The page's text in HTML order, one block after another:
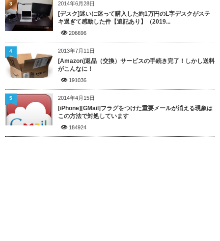
2014年6月28日
[デスク]迷いに迷って購入した約1万円のL字デスクがステ
キ過ぎて感動した件【追記あり】（2019...
206696
3
2013年7月11日
[Amazon]返品（交換）サービスの手続き完了！しかし送料
がこんなに！
191036
4
2014年4月15日
[iPhone][GMail]フラグをつけた重要メールが消える現象は
この方法で対処しています
184924
5